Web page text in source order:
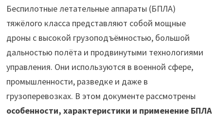
Беспилотные летательные аппараты (БПЛА)
тяжёлого класса представляют собой мощные
дроны с высокой грузоподъёмностью, большой
дальностью полёта и продвинутыми технологиями
управления. Они используются в военной сфере,
промышленности, разведке и даже в
грузоперевозках. В этом документе рассмотрены
особенности, характеристики и применение БПЛА